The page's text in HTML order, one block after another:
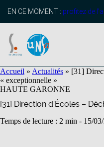
principal
EN CE MOMENT : profitez de
Accueil » Actualités » [31]
« exceptionnelle »
HAUTE GARONNE
[31] Direction d’Écoles –
Temps de lecture : 2 min - 15/